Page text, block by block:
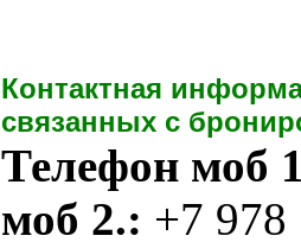
Контактная
связанных с
Телефон моб
моб 2.: +7 978